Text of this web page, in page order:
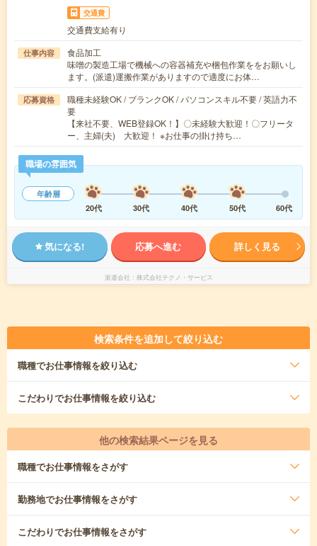
交通費
交通費支給有り
仕事内容
食品加工
味噌の製造工場で機械への容器補充や梱包作業ををお願いし
ます。(派遣)運搬作業がありますので適度にお体…
応募資格
職種未経験OK / ブランクOK / パソコンスキル不要 / 英語力不
要
【来社不要、WEB登録OK！】〇未経験大歓迎！〇フリータ
ー、主婦(夫) 大歓迎！ ※お仕事の掛け持ち…
職場の雰囲気
年齢層
20代
30代 40代 50代 60代
気になる! 応募へ進む 詳しく見る
派遣会社 株式会社テクノ・サービス
検索条件を追加して絞り込む
職種でお仕事情報を絞り込む
こだわりでお仕事情報を絞り込む
他の検索結果ページを見る
職種でお仕事情報をさがす
勤務地でお仕事情報をさがす
こだわりでお仕事情報をさがす